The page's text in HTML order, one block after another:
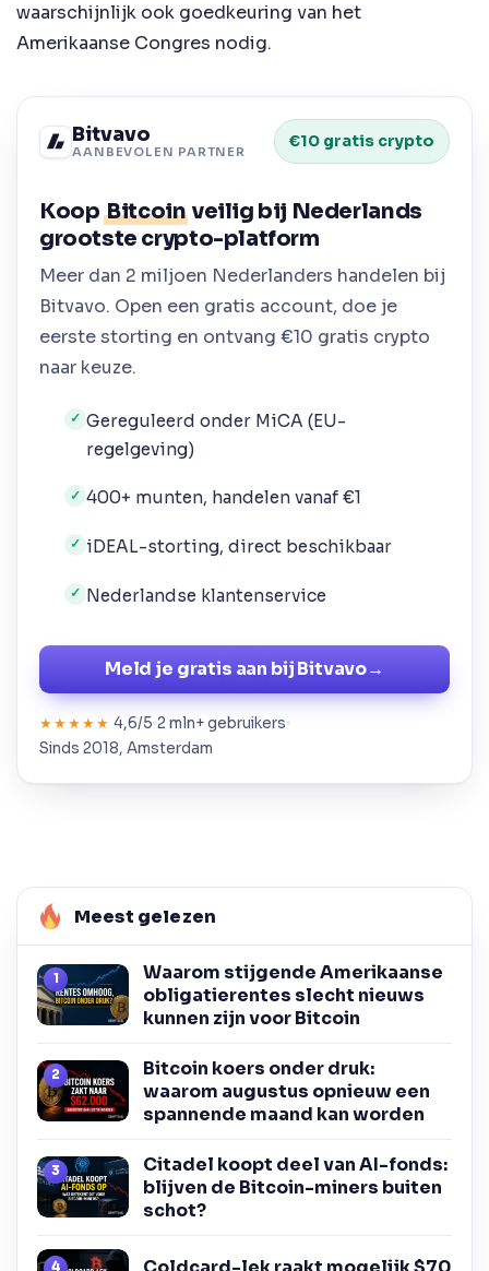
waarschijnlijk ook goedkeuring van het
Amerikaanse Congres nodig.
Bitvavo
AANBEVOLEN PARTNER
€10 gratis crypto
KoopBitcoin veilig bij Nederlands
grootste crypto-platform
Meer dan 2 miljoen Nederlanders handelen bij
Bitvavo. Open een gratis account, doe je
eerste storting en ontvang €10 gratis crypto
naar keuze.
✓ Gereguleerd onder MiCA (EU-
regelgeving)
✓ 400+ munten, handelen vanaf €1
✓ iDEAL-storting, direct beschikbaar
✓ Nederlandse klantenservice
Meld je gratis aan bij Bitvavo→
★★★★★ 4,6/5 2 mln+ gebruikers
Sinds 2018, Amsterdam
Meest gelezen
Waarom stijgende Amerikaanse
obligatierentes slecht nieuws
kunnen zijn voor Bitcoin
Bitcoin koers onder druk:
waarom augustus opnieuw een
spannende maand kan worden
Citadel koopt deel van AI-fonds:
blijven de Bitcoin-miners buiten
schot?